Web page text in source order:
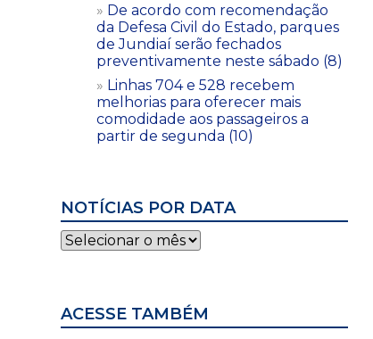
De acordo com recomendação
da Defesa Civil do Estado, parques
de Jundiaí serão fechados
preventivamente neste sábado (8)
Linhas 704 e 528 recebem
melhorias para oferecer mais
comodidade aos passageiros a
partir de segunda (10)
NOTÍCIAS POR DATA
Notícias
por
ACESSE TAMBÉM